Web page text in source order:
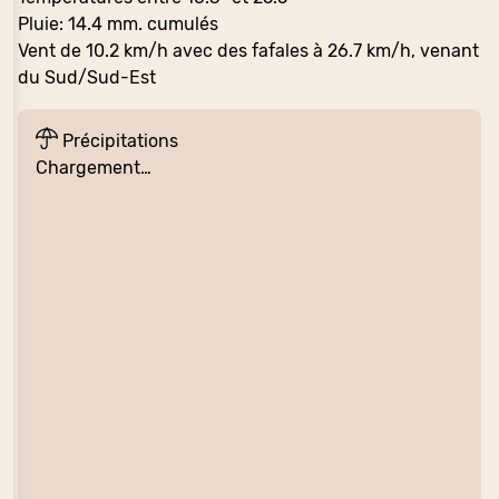
Pluie: 14.4 mm. cumulés
Vent de 10.2 km/h avec des fafales à 26.7 km/h, venant
du Sud/Sud-Est
Précipitations
Chargement…